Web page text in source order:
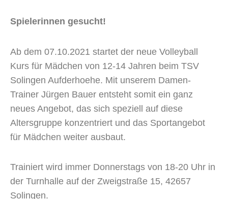
Spielerinnen gesucht!
Ab dem 07.10.2021 startet der neue Volleyball
Kurs für Mädchen von 12-14 Jahren beim TSV
Solingen Aufderhoehe. Mit unserem Damen-
Trainer Jürgen Bauer entsteht somit ein ganz
neues Angebot, das sich speziell auf diese
Altersgruppe konzentriert und das Sportangebot
für Mädchen weiter ausbaut.
Trainiert wird immer Donnerstags von 18-20 Uhr in
der Turnhalle auf der Zweigstraße 15, 42657
Solingen.